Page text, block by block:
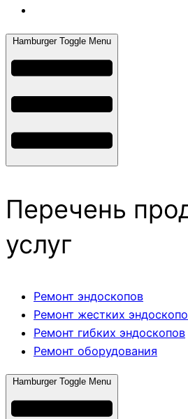
Hamburger Toggle Menu
Перечень
услуг
Ремонт эндоскопов
Ремонт жестких
Ремонт гибких эндоскопов
Ремонт оборудования
Hamburger Toggle Menu